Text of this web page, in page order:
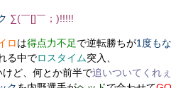
∑(￣[]￣；)!!!!!
ロは得点力不足で逆転勝ちが1度も
る中でロスタイム突入、
ど、何とか前半で追いついてくれ